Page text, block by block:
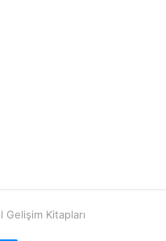
Gelişim Kitapları